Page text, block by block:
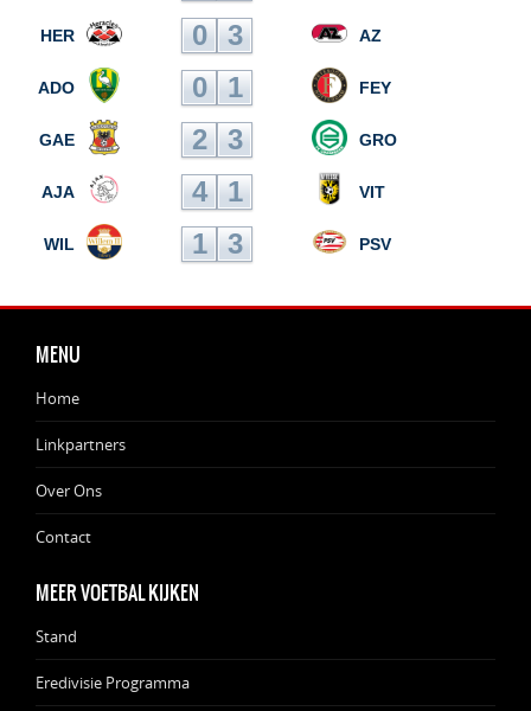
HER 0 3 AZ
ADO 0 1 FEY
GAE 2 3 GRO
AJA 4 1 VIT
WIL 1 3 PSV
MENU
Home
Linkpartners
Over Ons
Contact
MEER VOETBAL KIJKEN
Stand
Eredivisie Programma